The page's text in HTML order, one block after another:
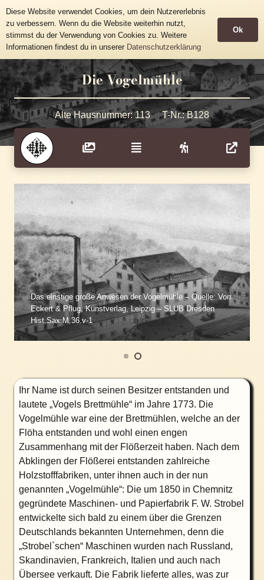
Historische Häusertafeln
Gemeinde Grünhainichen
Die Vogelmühle
Alte Hausnummer:113 T-Nr.:B128
Das einstige große Anwesen der Vogelmühle – Quelle: Von
Eckert & Pflug, Kunstverlag, Leipzig – SLUB Dresden
Hist.Sax.M.36.v-1
Ihr Name ist durch seinen Besitzer entstanden und
lautete „Vogels Brettmühle“ im Jahre 1773. Die
Vogelmühle war eine der Brettmühlen, welche an der
Flöha entstanden und wohl einen engen
Zusammenhang mit der Flößerzeit haben. Nach dem
Abklingen der Flößerei entstanden zahlreiche
Holzstofffabriken, unter ihnen auch in der nun
genannten „Vogelmühle“: Die um 1850 in Chemnitz
gegründete Maschinen- und Papierfabrik F. W. Strobel
entwickelte sich bald zu einem über die Grenzen
Deutschlands bekannten Unternehmen, denn die
„Strobel`schen“ Maschinen wurden nach Russland,
Skandinavien, Frankreich, Italien und auch nach
Übersee verkauft. Die Fabrik lieferte alles, was zur
Diese Website verwendet Cookies, um dein Nutzererlebnis
zu verbessern. Wenn du die Website weiterhin nutzt,
stimmst du der Verwendung von Cookies zu. Weitere
Informationen findest du in unserer Datenschutzerklärung
Ok